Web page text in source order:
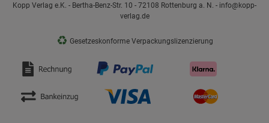
Kopp Verlag e.K. - Bertha-Benz-Str. 10 - 72108 Rottenburg a. N. - info@kopp-
verlag.de
♻ Gesetzeskonforme Verpackungslizenzierung